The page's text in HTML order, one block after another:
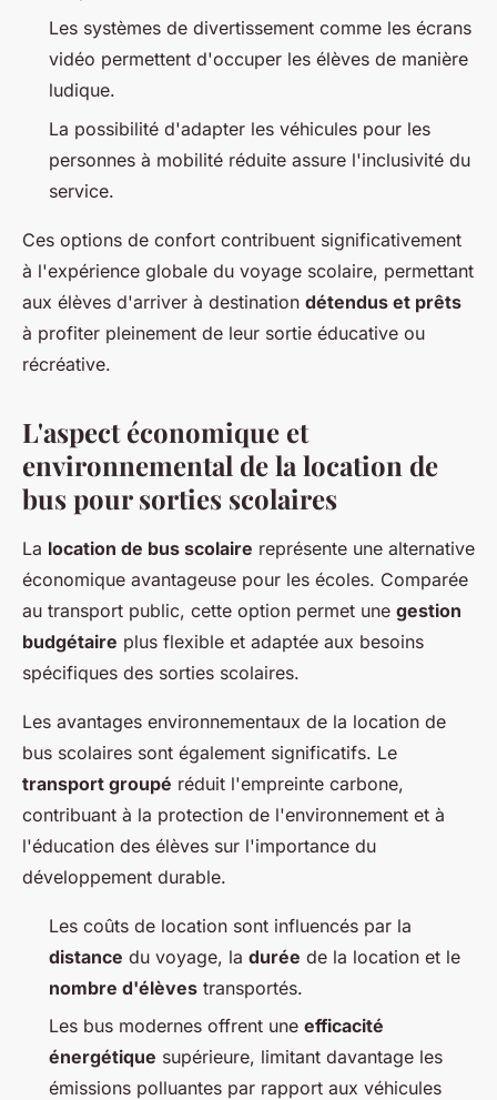
Les systèmes de divertissement comme les écrans
vidéo permettent d'occuper les élèves de manière
ludique.
La possibilité d'adapter les véhicules pour les
personnes à mobilité réduite assure l'inclusivité du
service.
Ces options de confort contribuent significativement
à l'expérience globale du voyage scolaire, permettant
aux élèves d'arriver à destination détendus et prêts
à profiter pleinement de leur sortie éducative ou
récréative.
L'aspect économique et
environnemental de la location de
bus pour sorties scolaires
La location de bus scolaire représente une alternative
économique avantageuse pour les écoles. Comparée
au transport public, cette option permet une gestion
budgétaire plus flexible et adaptée aux besoins
spécifiques des sorties scolaires.
Les avantages environnementaux de la location de
bus scolaires sont également significatifs. Le
transport groupé réduit l'empreinte carbone,
contribuant à la protection de l'environnement et à
l'éducation des élèves sur l'importance du
développement durable.
Les coûts de location sont influencés par la
distance du voyage, la durée de la location et le
nombre d'élèves transportés.
Les bus modernes offrent une efficacité
énergétique supérieure, limitant davantage les
émissions polluantes par rapport aux véhicules